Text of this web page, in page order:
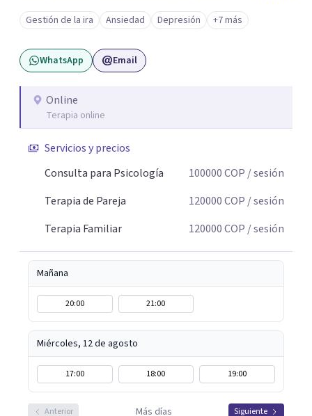
ofreciendo un espacio de escucha, comprensión y
acompañamiento terapéutico. Cada proceso terapéutico
es único. Por eso, en cada sesión se construye un espacio
seguro donde la palabra, las emociones y las experiencias
humana. A través del análisis y la reflexión conjunta,
buscamos identificar aquello que genera malestar o
historia personal, familiar o de pareja y promover
cambios que favorezcan el bienestar emocional y
comprenderse, transformarse y construir relaciones más
conscientes y saludables. Te espero para acompañarte en
Gestión de la ira Ansiedad Depresión +7 más
WhatsApp Email
Online
Terapia online
Servicios y precios
Consulta para Psicología
100000COP / sesión
Terapia de Pareja
120000COP / sesión
Terapia Familiar
120000COP / sesión
Mañana
20:00 21:00
Miércoles, 12 de agosto
17:00 18:00 19:00
Anterior Más días Siguiente